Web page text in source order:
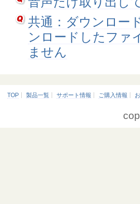
共通：ダウンロー
ンロードしたファ
ません
TOP 製品一覧 サポート情報 ご購入情報